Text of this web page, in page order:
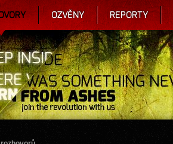
OZVĚNY REPORTY